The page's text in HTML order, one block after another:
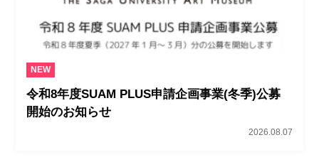
NEW
令和8年度SUAM PLUS申請企画事業(冬季)公募
開始のお知らせ
2026.08.07